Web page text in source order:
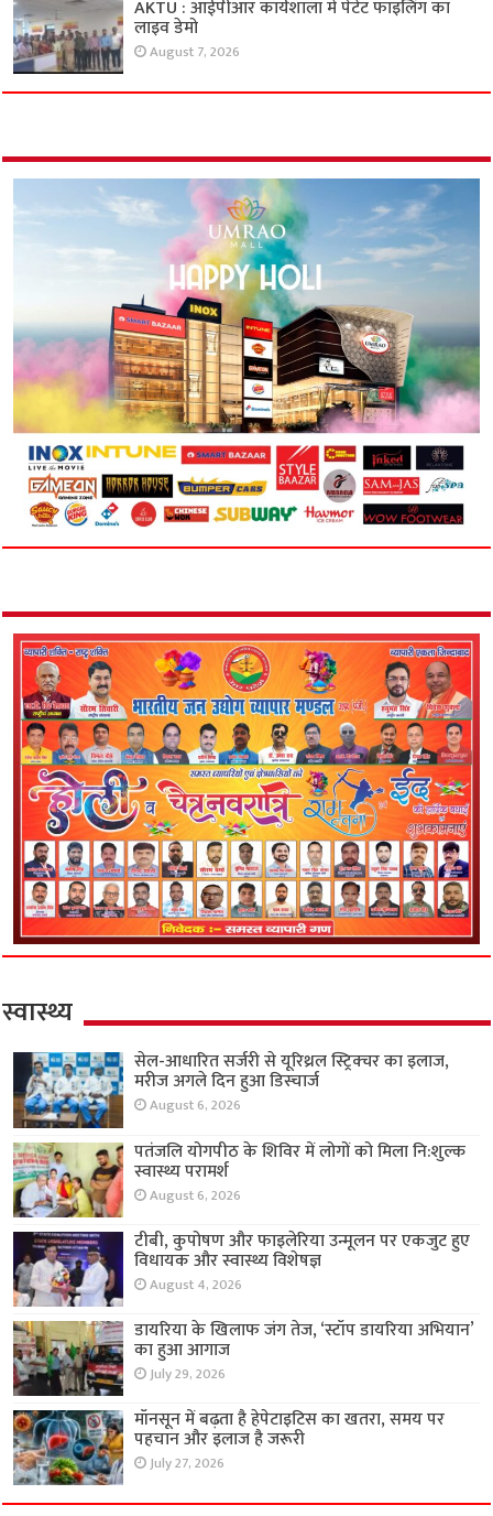
AKTU : आईपीआर कार्यशाला में पेटेंट फाइलिंग का
लाइव डेमो
August 7, 2026
स्वास्थ्य
सेल-आधारित सर्जरी से यूरिथ्रल स्ट्रिक्चर का इलाज,
मरीज अगले दिन हुआ डिस्चार्ज
August 6, 2026
पतंजलि योगपीठ के शिविर में लोगों को मिला नि:शुल्क
स्वास्थ्य परामर्श
August 6, 2026
टीबी, कुपोषण और फाइलेरिया उन्मूलन पर एकजुट हुए
विधायक और स्वास्थ्य विशेषज्ञ
August 4, 2026
डायरिया के खिलाफ जंग तेज, ‘स्टॉप डायरिया अभियान’
का हुआ आगाज
July 29, 2026
मॉनसून में बढ़ता है हेपेटाइटिस का खतरा, समय पर
पहचान और इलाज है जरूरी
July 27, 2026